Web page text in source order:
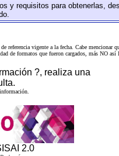
y requisitos para obtenerlas,
referenciavigente a la fecha. Cabe mencionar
de formatos que fueron cargados, más NO
?, realiza una
2.0